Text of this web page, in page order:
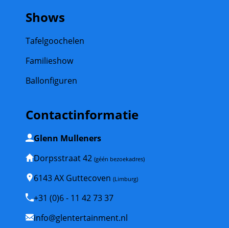
Contactinformatie
Glenn Mulleners
Dorpsstraat 42 (géén bezoekadres)
6143 AX Guttecoven (Limburg)
+31 (0)6 - 11 42 73 37
info@glentertainment.nl
Shows
Tafelgoochelen
Familieshow
Ballonfiguren